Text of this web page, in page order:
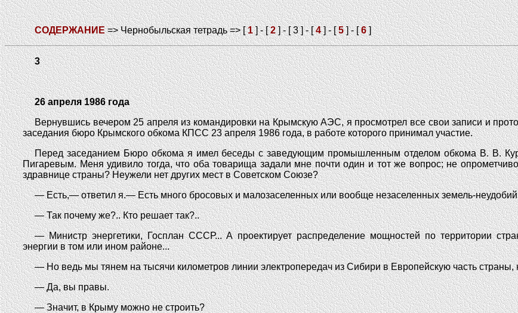
СОДЕРЖАНИЕ=> Чернобыльская тетрадь => [1] - [2] - [ 3 ] - [4] - [5] - [6]
3
26 апреля 1986 года
Вернувшись вечером 25 апреля из командировки на Крымскую АЭС, я просмотрел все свои записи и
заседания бюро Крымского обкома КПСС 23 апреля 1986 года, в работе которого принимал участие.
Перед заседанием Бюро обкома я имел беседы с заведующим промышленным отделом обкома В. В.
Пигаревым. Меня удивило тогда, что оба товарища задали мне почти один и тот же вопрос; не
здравнице страны? Неужели нет других мест в Советском Союзе?
— Есть,— ответил я.— Есть много бросовых и малозаселенных или вообще незаселенных земель-
— Так почему же?.. Кто решает так?..
— Министр энергетики, Госплан СССР... А проектирует распределение мощностей по территории
энергии в том или ином районе...
— Но ведь мы тянем на тысячи километров линии электропередач из Сибири в Европейскую часть страны,
— Да, вы правы.
— Значит, в Крыму можно не строить?